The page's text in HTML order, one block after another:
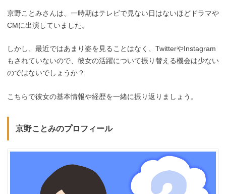
京野ことみさんは、一時期はテレビで見ない日はないほどドラマや
CMに出演していました。
しかし、最近ではあまり姿を見ることはなく、TwitterやInstagram
もされていないので、彼女の活躍について振り替える機会は少ない
のではないでしょうか？
こちらで彼女の基本情報や経歴を一緒に振り返りましょう。
京野ことみのプロフィール